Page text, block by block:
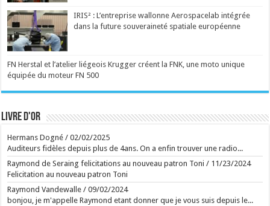
Management toxique, interviews complaisantes,
relents de racisme et de sexisme : le podcast
"Legend" et son animateur Guillaume Pley malmenés
Phénomène médiatique fulgurant né en 2023, le
premier podcast de France pèse aujourd'hui
70 millions d'euros. C'est aussi une histoire belge à
nombreuses critiques en ce moment. ...
Des collaborations avec Madonna, Blur, U2 ou
"Ray of Light" de Madonna et "13" de Blur, est
décédé à l'âge de 69 ans, ont annoncé ses proches
Manèges féeriques au Festival de Chassepierre
Ecrit le 02/08 17:56
Ecrit le 07/08 15:51
La série d'animation signée Ricky Gervais, bien
campée, tourne toutefois en rond, à l'image de ses
IRIS² : L’entreprise wallonne Aerospacelab intégrée
dans la future souveraineté spatiale européenne
FN Herstal et l’atelier liégeois Krugger créent la FNK, une moto unique
équipée du moteur FN 500
Livre d'or
Hermans Dogné /02/02/2025
Auditeurs fidèles depuis plus de 4ans. On a enfin trouver une radio...
Raymond de Seraing felicitations au nouveau patron Toni / 11/23/2024
Felicitation au nouveau patron Toni
Raymond Vandewalle /09/02/2024
bonjou, je m'appelle Raymond etant donner que je vous suis depuis le...